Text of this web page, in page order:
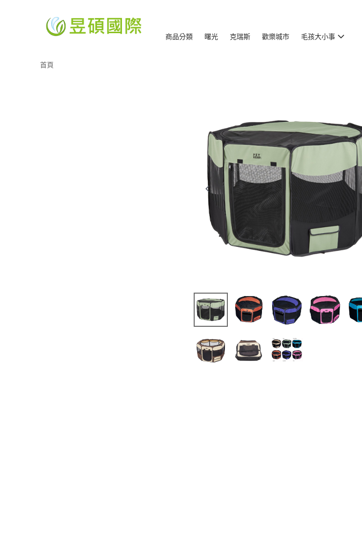
商品分類 曙光 克瑞斯 歡樂城市 毛孩大小事
首頁